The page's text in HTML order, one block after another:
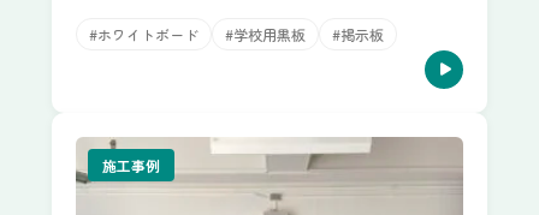
#ホワイトボード #学校用黒板 #掲示板
施工事例